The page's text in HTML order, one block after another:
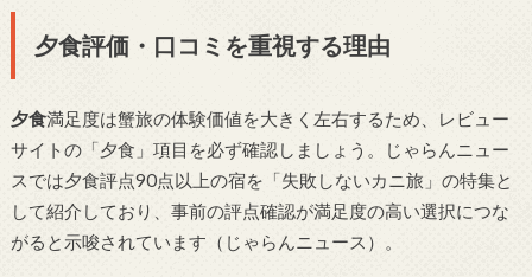
夕食評価・口コミを重視する理由
夕食満足度は蟹旅の体験価値を大きく左右するため、レビュー
サイトの「夕食」項目を必ず確認しましょう。じゃらんニュー
スでは夕食評点90点以上の宿を「失敗しないカニ旅」の特集と
して紹介しており、事前の評点確認が満足度の高い選択につな
がると示唆されています（じゃらんニュース）。